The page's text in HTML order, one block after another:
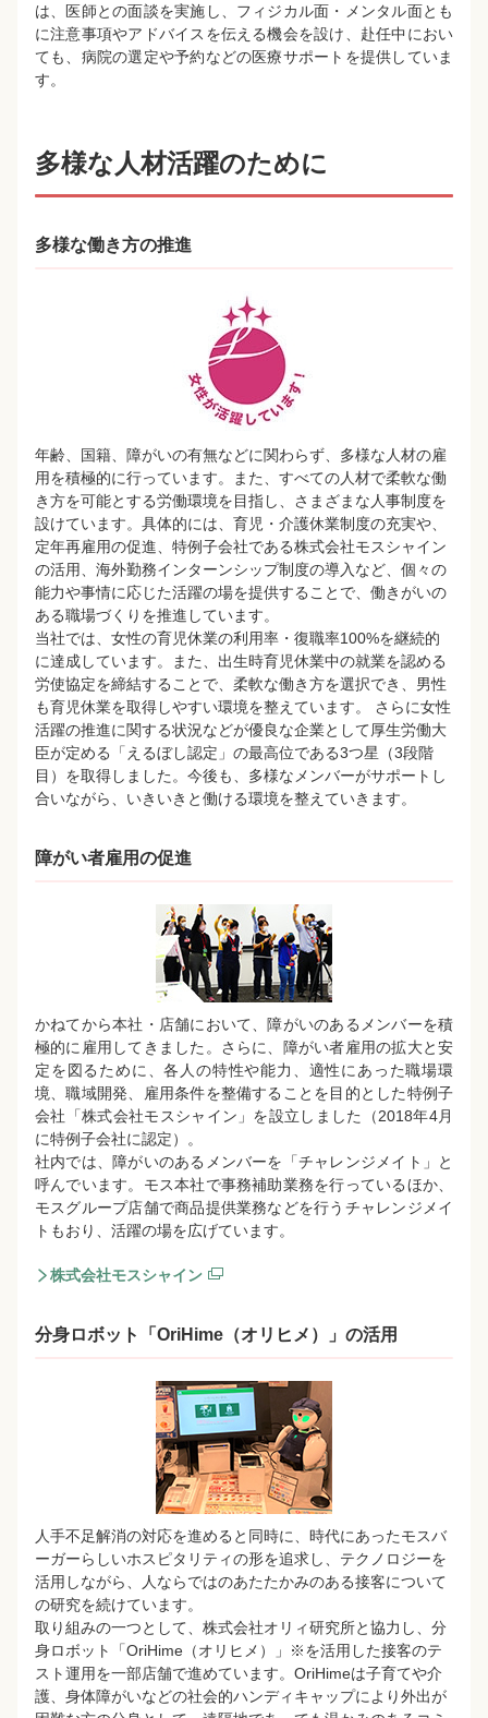
は、医師との面談を実施し、フィジカル面・メンタル面とも
に注意事項やアドバイスを伝える機会を設け、赴任中におい
ても、病院の選定や予約などの医療サポートを提供していま
す。
多様な人材活躍のために
多様な働き方の推進
年齢、国籍、障がいの有無などに関わらず、多様な人材の雇
用を積極的に行っています。また、すべての人材で柔軟な働
き方を可能とする労働環境を目指し、さまざまな人事制度を
設けています。具体的には、育児・介護休業制度の充実や、
定年再雇用の促進、特例子会社である株式会社モスシャイン
の活用、海外勤務インターンシップ制度の導入など、個々の
能力や事情に応じた活躍の場を提供することで、働きがいの
ある職場づくりを推進しています。
当社では、女性の育児休業の利用率・復職率100%を継続的
に達成しています。また、出生時育児休業中の就業を認める
労使協定を締結することで、柔軟な働き方を選択でき、男性
も育児休業を取得しやすい環境を整えています。 さらに女性
活躍の推進に関する状況などが優良な企業として厚生労働大
臣が定める「えるぼし認定」の最高位である3つ星（3段階
目）を取得しました。今後も、多様なメンバーがサポートし
合いながら、いきいきと働ける環境を整えていきます。
障がい者雇用の促進
かねてから本社・店舗において、障がいのあるメンバーを積
極的に雇用してきました。さらに、障がい者雇用の拡大と安
定を図るために、各人の特性や能力、適性にあった職場環
境、職域開発、雇用条件を整備することを目的とした特例子
会社「株式会社モスシャイン」を設立しました（2018年4月
に特例子会社に認定）。
社内では、障がいのあるメンバーを「チャレンジメイト」と
呼んでいます。モス本社で事務補助業務を行っているほか、
モスグループ店舗で商品提供業務などを行うチャレンジメイ
トもおり、活躍の場を広げています。
株式会社モスシャイン
分身ロボット「OriHime（オリヒメ）」の活用
人手不足解消の対応を進めると同時に、時代にあったモスバ
ーガーらしいホスピタリティの形を追求し、テクノロジーを
活用しながら、人ならではのあたたかみのある接客について
の研究を続けています。
取り組みの一つとして、株式会社オリィ研究所と協力し、分
身ロボット「OriHime（オリヒメ）」※を活用した接客のテ
スト運用を一部店舗で進めています。OriHimeは子育てや介
護、身体障がいなどの社会的ハンディキャップにより外出が